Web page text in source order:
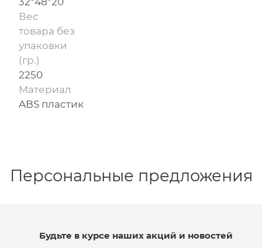
Вес
товара без
упаковки
(гр.)
2250
Материал
ABS пластик
Персональные предложения
Будьте в курсе наших акций и новостей